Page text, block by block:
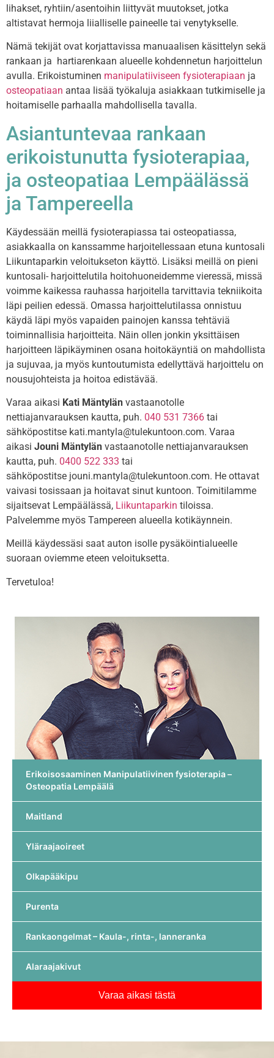
lihakset, ryhtiin/asentoihin liittyvät muutokset, jotka
altistavat hermoja liialliselle paineelle tai venytykselle.
Nämä tekijät ovat korjattavissa manuaalisen käsittelyn sekä
rankaan ja hartiarenkaan alueelle kohdennetun harjoittelun
avulla. Erikoistuminen manipulatiiviseen fysioterapiaan ja
osteopatiaan antaa lisää työkaluja asiakkaan tutkimiselle ja
hoitamiselle parhaalla mahdollisella tavalla.
Asiantuntevaa rankaan
erikoistunutta fysioterapiaa,
ja osteopatiaa Lempäälässä
ja Tampereella
Käydessään meillä fysioterapiassa tai osteopatiassa,
asiakkaalla on kanssamme harjoitellessaan etuna kuntosali
Liikuntaparkin veloitukseton käyttö. Lisäksi meillä on pieni
kuntosali- harjoittelutila hoitohuoneidemme vieressä, missä
voimme kaikessa rauhassa harjoitella tarvittavia tekniikoita
läpi peilien edessä. Omassa harjoittelutilassa onnistuu
käydä läpi myös vapaiden painojen kanssa tehtäviä
toiminnallisia harjoitteita. Näin ollen jonkin yksittäisen
harjoitteen läpikäyminen osana hoitokäyntiä on mahdollista
ja sujuvaa, ja myös kuntoutumista edellyttävä harjoittelu on
nousujohteista ja hoitoa edistävää.
Varaa aikasi Kati Mäntylän vastaanotolle
nettiajanvarauksen kautta, puh. 040 531 7366 tai
sähköpostitse kati.mantyla@tulekuntoon.com. Varaa
aikasi Jouni Mäntylän vastaanotolle nettiajanvarauksen
kautta, puh. 0400 522 333 tai
sähköpostitse jouni.mantyla@tulekuntoon.com. He ottavat
vaivasi tosissaan ja hoitavat sinut kuntoon. Toimitilamme
sijaitsevat Lempäälässä, Liikuntaparkin tiloissa.
Palvelemme myös Tampereen alueella kotikäynnein.
Meillä käydessäsi saat auton isolle pysäköintialueelle
suoraan oviemme eteen veloituksetta.
Tervetuloa!
Erikoisosaaminen Manipulatiivinen fysioterapia –
Osteopatia Lempäälä
Maitland
Yläraajaoireet
Olkapääkipu
Purenta
Rankaongelmat – Kaula-, rinta-, lanneranka
Alaraajakivut
Varaa aikasi tästä